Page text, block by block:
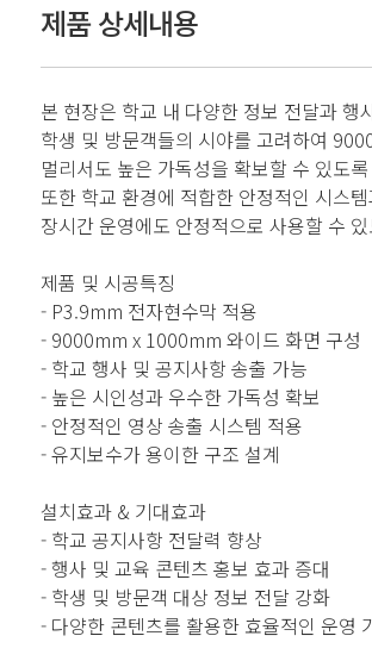
제품 상세내용
본 현장은 학교 내 다양한 정보 전달과
학생 및 방문객들의 시야를 고려하여
멀리서도 높은 가독성을 확보할 수 있도
또한 학교 환경에 적합한 안정적인 시스
장시간 운영에도 안정적으로 사용할 수
제품 및 시공특징
- P3.9mm 전자현수막 적용
- 9000mm x 1000mm 와이드 화면 구성
- 학교 행사 및 공지사항 송출 가능
- 높은 시인성과 우수한 가독성 확보
- 안정적인 영상 송출 시스템 적용
- 유지보수가 용이한 구조 설계
설치효과 & 기대효과
- 학교 공지사항 전달력 향상
- 행사 및 교육 콘텐츠 홍보 효과 증대
- 학생 및 방문객 대상 정보 전달 강화
- 다양한 콘텐츠를 활용한 효율적인 운영